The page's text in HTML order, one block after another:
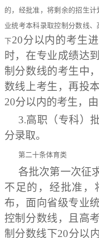
的，经批准，将剩余的招生
业统考本科录取控制分数线
下20分以内的考生
时，在专业成绩达
制分数线的考生中
数线上考生，再投
20分以内的考生，
3.高职（专科）
分录取。
第二十条体育类
各批次第一次征
不足的，经批准，
布，面向省级专业
控制分数线，且高
制分数线下20分以